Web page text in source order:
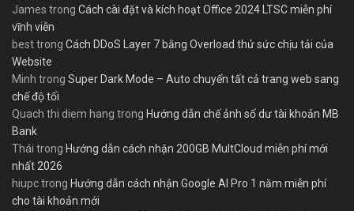
James trong Cách cài đặt và kích hoạt Office 2024 LTSC miễn phí
vĩnh viễn
besttrong Cách DDoS Layer 7 bằng Overload thử sức chịu tải của
Website
Minh trong Super Dark Mode – Auto chuyển tất cả trang web sang
chế độ tối
Quach thi diem hang trong Hướng dẫn chế ảnh số dư tài khoản MB
Bank
Thái trong Hướng dẫn cách nhận 200GB MultCloud miễn phí mới
nhất 2026
hiupctrong Hướng dẫn cách nhận Google AI Pro 1 năm miễn phí
cho tài khoản mới